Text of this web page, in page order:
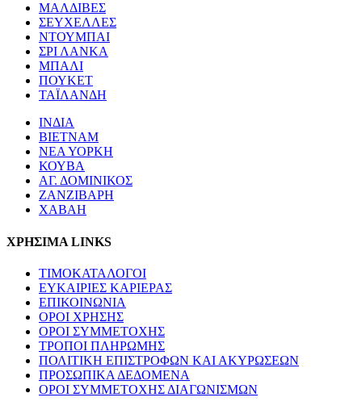
ΜΑΛΔΙΒΕΣ
ΣΕΥΧΕΛΛΕΣ
ΝΤΟΥΜΠΑΙ
ΣΡΙ ΛΑΝΚΑ
ΜΠΑΛΙ
ΠΟΥΚΕΤ
ΤΑΪΛΑΝΔΗ
ΙΝΔΙΑ
ΒΙΕΤΝΑΜ
ΝΕΑ ΥΟΡΚΗ
ΚΟΥΒΑ
ΑΓ. ΔΟΜΙΝΙΚΟΣ
ΖΑΝΖΙΒΑΡΗ
ΧΑΒΑΗ
ΧΡΗΣΙΜΑ LINKS
ΤΙΜΟΚΑΤΑΛΟΓΟΙ
ΕΥΚΑΙΡΙΕΣ ΚΑΡΙΕΡΑΣ
ΕΠΙΚΟΙΝΩΝΙΑ
ΟΡΟΙ ΧΡΗΣΗΣ
ΟΡΟΙ ΣΥΜΜΕΤΟΧΗΣ
ΤΡΟΠΟΙ ΠΛΗΡΩΜΗΣ
ΠΟΛΙΤΙΚΗ ΕΠΙΣΤΡΟΦΩΝ ΚΑΙ ΑΚΥΡΩΣΕΩΝ
ΠΡΟΣΩΠΙΚΑ ΔΕΔΟΜΕΝΑ
ΟΡΟΙ ΣΥΜΜΕΤΟΧΗΣ ΔΙΑΓΩΝΙΣΜΩΝ